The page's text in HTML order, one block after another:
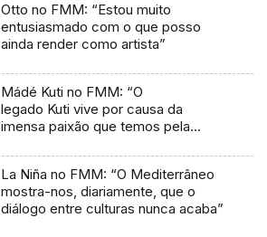
Otto no FMM: “Estou muito
entusiasmado com o que posso
ainda render como artista”
Mádé Kuti no FMM: “O
legado Kuti vive por causa da
imensa paixão que temos pela
La Niña no FMM: “O Mediterrâneo
mostra-nos, diariamente, que o
diálogo entre culturas nunca acaba”